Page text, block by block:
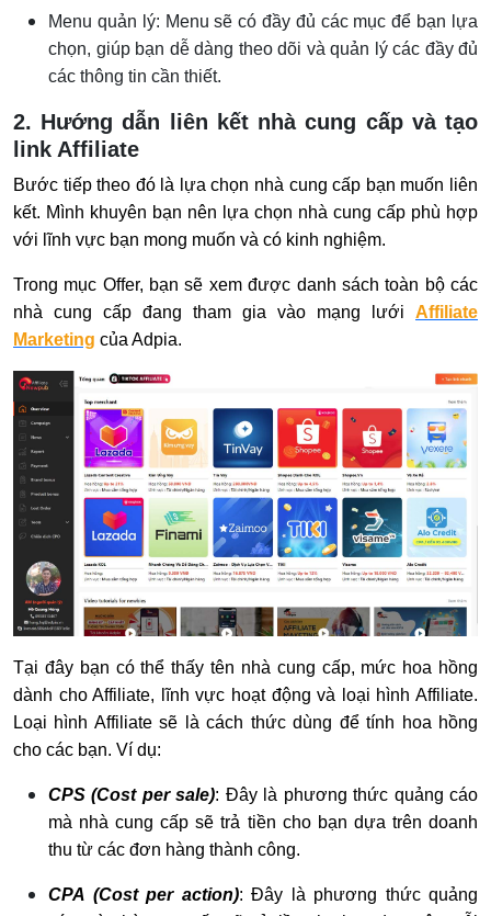
Menu quản lý: Menu sẽ có đầy đủ các mục để bạn lựa
chọn, giúp bạn dễ dàng theo dõi và quản lý các đầy đủ
các thông tin cần thiết.
2. Hướng dẫn liên kết nhà cung cấp và tạo
link Affiliate
Bước tiếp theo đó là lựa chọn nhà cung cấp bạn muốn liên
kết. Mình khuyên bạn nên lựa chọn nhà cung cấp phù hợp
với lĩnh vực bạn mong muốn và có kinh nghiệm.
Trong mục Offer, bạn sẽ xem được danh sách toàn bộ các
nhà cung cấp đang tham gia vào mạng lưới Affiliate
Marketing của Adpia.
Tại đây bạn có thể thấy tên nhà cung cấp, mức hoa hồng
dành cho Affiliate, lĩnh vực hoạt động và loại hình Affiliate.
Loại hình Affiliate sẽ là cách thức dùng để tính hoa hồng
cho các bạn. Ví dụ:
CPS (Cost per sale): Đây là phương thức quảng cáo
mà nhà cung cấp sẽ trả tiền cho bạn dựa trên doanh
thu từ các đơn hàng thành công.
CPA (Cost per action): Đây là phương thức quảng